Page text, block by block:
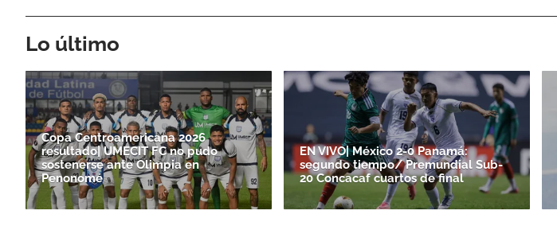
Lo último
Copa Centroamericana 2026
resultado| UMECIT FC no pudo
sostenerse ante Olimpia en
Penonomé
EN VIVO| México 2-0 Panamá:
segundo tiempo/ Premundial Sub-
20 Concacaf cuartos de final